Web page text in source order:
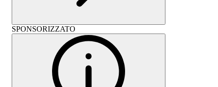
SPONSORIZZATO